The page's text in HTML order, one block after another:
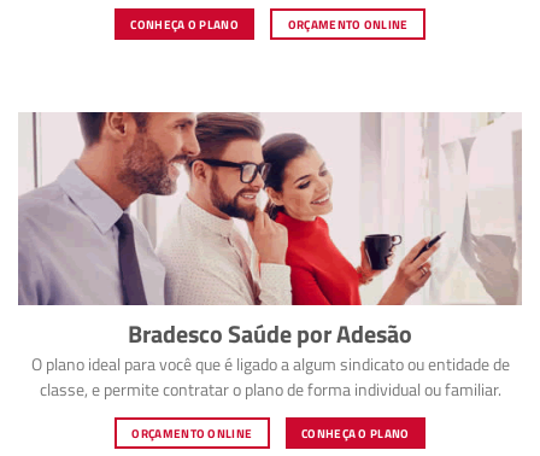
CONHEÇA O PLANO ORÇAMENTO ONLINE
Bradesco Saúde por Adesão
O plano ideal para você que é ligado a algum sindicato ou entidade de
classe, e permite contratar o plano de forma individual ou familiar.
ORÇAMENTO ONLINE CONHEÇA O PLANO